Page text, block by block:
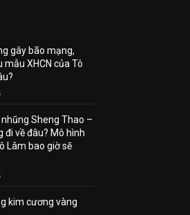
gây bão mạng,
mẫu XHCN của Tô
Sheng Thao –
đi về đâu? Mô hình
Lâm bao giờ sẽ
kim cương vàng